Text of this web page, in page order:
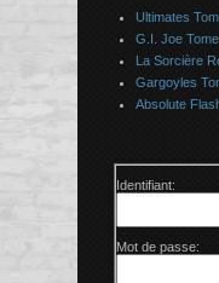
Ultimates
G.I. Joe
La Sorcière
Gargoyles
Absolute
Identifiant:
Mot de passe: